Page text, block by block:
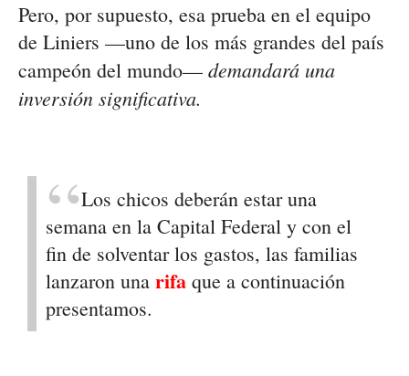
Pero, por supuesto, esa prueba en el equipo
de Liniers —uno de los más grandes del país
campeón del mundo— demandará una
inversión significativa.
Los chicos deberán estar una
semana en la Capital Federal y con el
fin de solventar los gastos, las familias
lanzaron una rifa que a continuación
presentamos.